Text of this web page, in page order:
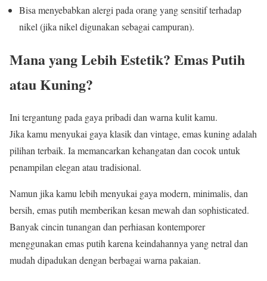
Bisa menyebabkan alergi pada orang yang sensitif terhadap
nikel (jika nikel digunakan sebagai campuran).
Mana yang Lebih Estetik? Emas Putih
atau Kuning?
Ini tergantung pada gaya pribadi dan warna kulit kamu.
Jika kamu menyukai gaya klasik dan vintage, emas kuning adalah
pilihan terbaik. Ia memancarkan kehangatan dan cocok untuk
penampilan elegan atau tradisional.
Namun jika kamu lebih menyukai gaya modern, minimalis, dan
bersih, emas putih memberikan kesan mewah dan sophisticated.
Banyak cincin tunangan dan perhiasan kontemporer
menggunakan emas putih karena keindahannya yang netral dan
mudah dipadukan dengan berbagai warna pakaian.